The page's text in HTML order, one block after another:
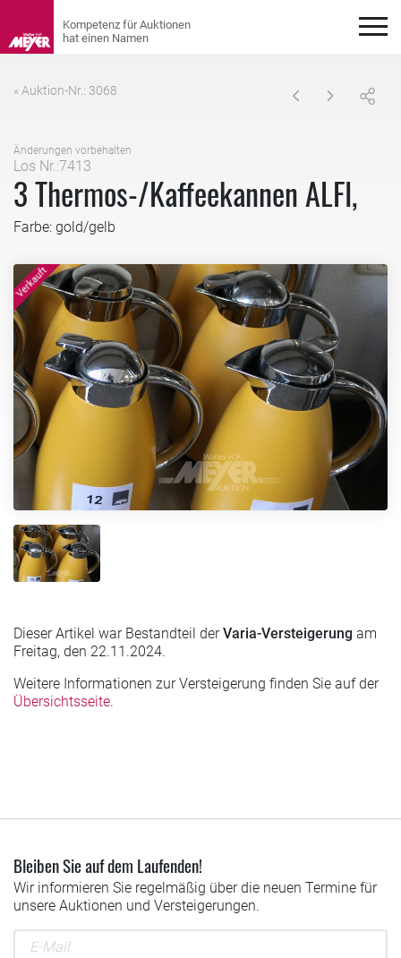
« Auktion-Nr.: 3068
Änderungen vorbehalten
Los Nr.:7413
3 Thermos-/Kaffeekannen ALFI,
Farbe: gold/gelb
Dieser Artikel war Bestandteil derVaria-Versteigerung am
Freitag, den 22.11.2024.
Weitere Informationen zur Versteigerung finden Sie auf der
Übersichtsseite.
Bleiben Sie auf dem Laufenden!
Wir informieren Sie regelmäßig über die neuen Termine für
unsere Auktionen und Versteigerungen.